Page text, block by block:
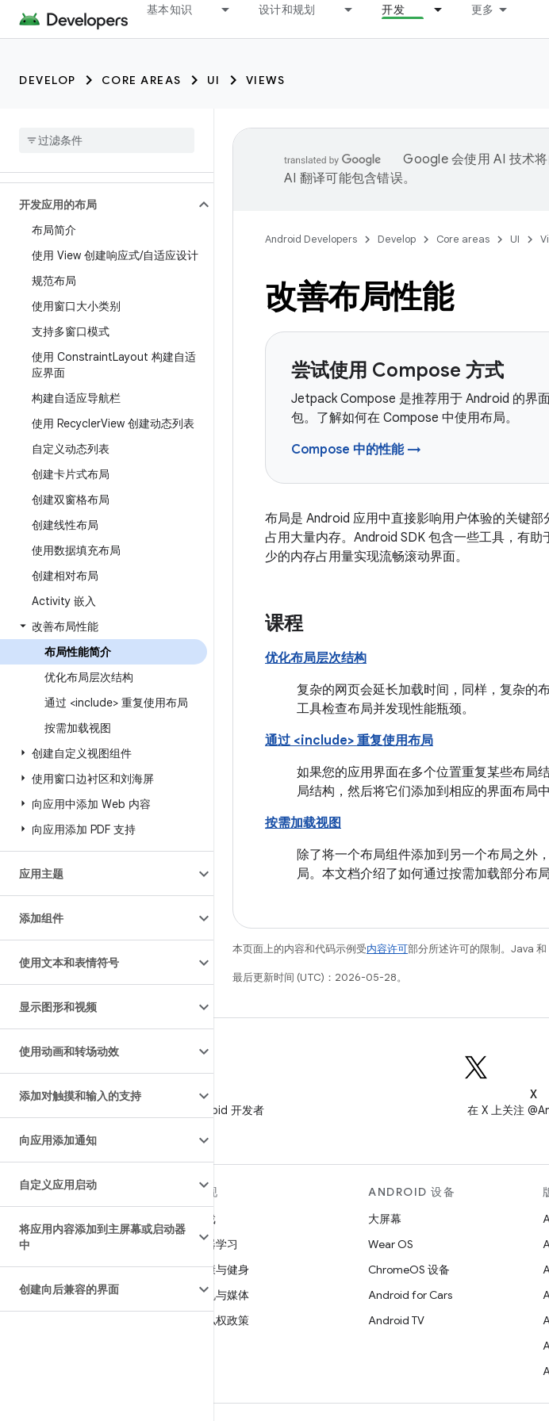
基本知识 设计和规划 开发 更多
DEVELOP CORE AREAS UI VIEWS
开发应用的布局
布局简介
使用 View 创建响应式/自适应设计
规范布局
使用窗口大小类别
支持多窗口模式
使用 ConstraintLayout 构建自适
应界面
构建自适应导航栏
使用 RecyclerView 创建动态列表
自定义动态列表
创建卡片式布局
创建双窗格布局
创建线性布局
使用数据填充布局
创建相对布局
Activity 嵌入
改善布局性能
布局性能简介
优化布局层次结构
通过 <include> 重复使用布局
按需加载视图
创建自定义视图组件
使用窗口边衬区和刘海屏
向应用中添加 Web 内容
向应用添加 PDF 支持
应用主题
添加组件
使用文本和表情符号
显示图形和视频
使用动画和转场动效
添加对触摸和输入的支持
向应用添加通知
自定义应用启动
将应用内容添加到主屏幕或启动器
中
创建向后兼容的界面
Google 会使用 AI 技术将
AI 翻译可能包含错误。
Android Developers Develop Core areas UI
改善布局性能
尝试使用 Compose 方式
Jetpack Compose 是推荐用于 Android 的界
包。了解如何在 Compose 中使用布局。
Compose 中的性能 →
布局是 Android 应用中直接影响用户体验的关键
占用大量内存。Android SDK 包含一些工具，有
少的内存占用量实现流畅滚动界面。
课程
优化布局层次结构
复杂的网页会延长加载时间，同样，复杂的
工具检查布局并发现性能瓶颈。
通过 <include> 重复使用布局
如果您的应用界面在多个位置重复某些布局
局结构，然后将它们添加到相应的界面布局中
按需加载视图
除了将一个布局组件添加到另一个布局之外
局。本文档介绍了如何通过按需加载部分布
本页面上的内容和代码示例受内容许可部分所述许可的限制。Java
最后更新时间 (UTC)：2026-05-28。
微信
在微信中关注 Android 开发者
X
在 X 上关注
关于 ANDROID
适用于企业的 Android
安全
源代码
发现
游戏
机器学习
健康与健身
相机与媒体
隐私权政策
ANDROID 设备
大屏幕
Wear OS
ChromeOS 设备
Android for Cars
Android TV